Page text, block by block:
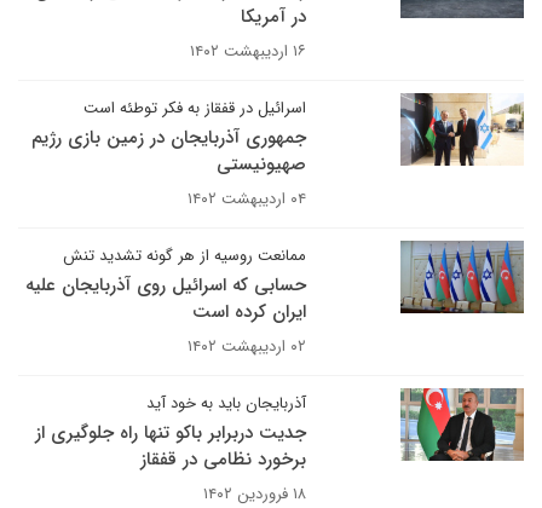
در آمریکا
۱۶ اردیبهشت ۱۴۰۲
اسرائیل در قفقاز به فکر توطئه است
جمهوری آذربایجان در زمین بازی رژیم
صهیونیستی
۰۴ اردیبهشت ۱۴۰۲
ممانعت روسیه از هر گونه تشدید تنش
حسابی که اسرائیل روی آذربایجان علیه
ایران کرده است
۰۲ اردیبهشت ۱۴۰۲
آذربایجان باید به خود آید
جدیت دربرابر باکو تنها راه جلوگیری از
برخورد نظامی در قفقاز
۱۸ فروردین ۱۴۰۲